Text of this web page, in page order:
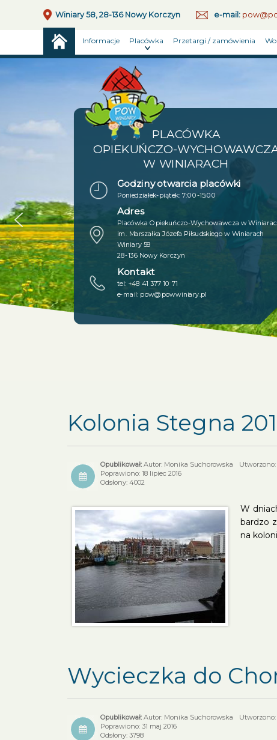
Winiary 58, 28-136 Nowy Korczyn e-mail:
Informacje Placówka Przetargi / zamówienia
PLACÓWKA
OPIEKUŃCZO-
W WINIARACH
Godziny otwarcia placówki
Poniedziałek-piątek: 7:00-15:00
Adres
Placówka Opiekuńczo-Wychowawcza w
im. Marszałka Józefa Piłsudskiego w Winiarach
Winiary 58
28-136 Nowy Korczyn
Kontakt
tel: +48 41 377 10 71
e-mail: pow@powwiniary.pl
Kolonia Stegna
Autor: Monika Suchorowska
Utworzono:
Poprawiono: 18 lipiec 2016
Odsłony: 4002
W
bardzo
na
Wycieczka do
Autor: Monika Suchorowska
Utworzono:
Poprawiono: 31 maj 2016
Odsłony: 3798